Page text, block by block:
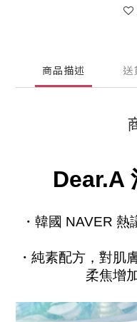
商品描述 送
Dear.A
・韓國 NAVER
・純素配方，對肌
柔焦增